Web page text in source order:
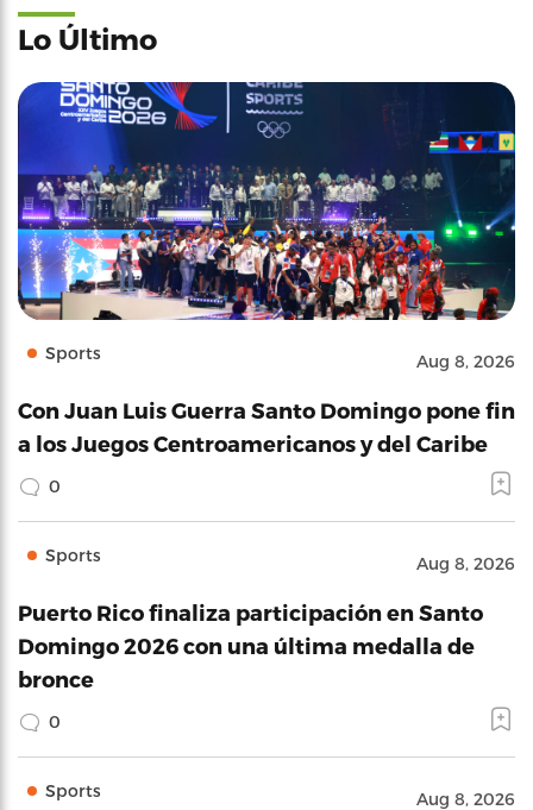
Lo Último
Sports Aug 8, 2026
Con Juan Luis Guerra Santo Domingo pone fin
a los Juegos Centroamericanos y del Caribe
0
Sports Aug 8, 2026
Puerto Rico finaliza participación en Santo
Domingo 2026 con una última medalla de
bronce
0
Sports Aug 8, 2026